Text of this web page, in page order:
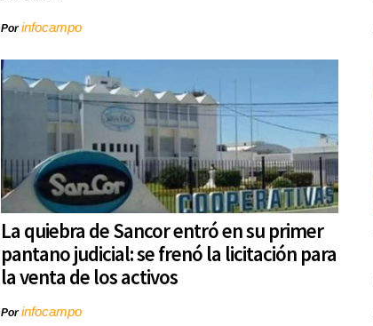
Porinfocampo
La quiebra de Sancor entró en su primer
pantano judicial: se frenó la licitación para
la venta de los activos
Porinfocampo